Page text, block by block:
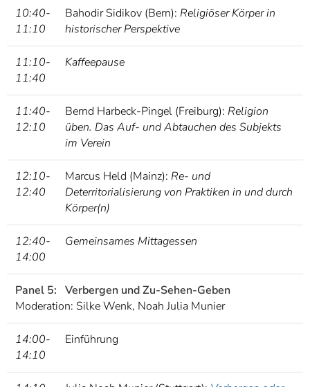
10:40-
11:10
Bahodir Sidikov (Bern): Religiöser Körper in
historischer Perspektive
11:10-
11:40
Kaffeepause
11:40-
12:10
Bernd Harbeck-Pingel (Freiburg): Religion
üben. Das Auf- und Abtauchen des Subjekts
im Verein
12:10-
12:40
Marcus Held (Mainz): Re- und
Deterritorialisierung von Praktiken in und durch
Körper(n)
12:40-
14:00
Gemeinsames Mittagessen
Panel 5: Verbergen und Zu-Sehen-Geben
Moderation: Silke Wenk, Noah Julia Munier
14:00-
14:10
Einführung